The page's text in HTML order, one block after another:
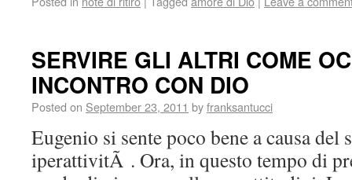
SERVIRE GLI ALTRI COME
INCONTRO CON DIO
Posted on September 23, 2011 byfranksantucci
Eugenio si sente poco bene a causa del
iperattivitÃ . Ora, in questo tempo di